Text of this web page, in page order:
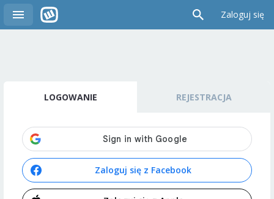
Zaloguj się
LOGOWANIE REJESTRACJA
Zaloguj się z Facebook